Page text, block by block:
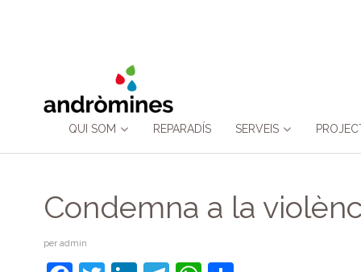
QUI SOM REPARADÍS SERVEIS
Condemna a la
per admin